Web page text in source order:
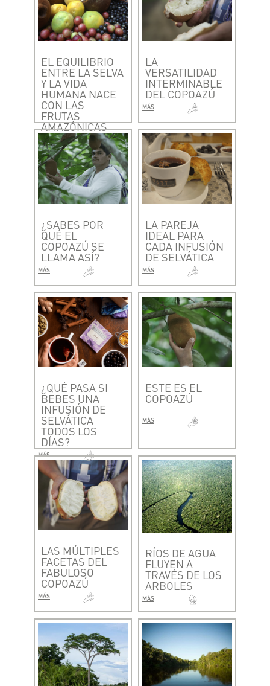
EL EQUILIBRIO
ENTRE LA SELVA
Y LA VIDA
HUMANA NACE
CON LAS
FRUTAS
AMAZÓNICAS
MÁS
LA
VERSATILIDAD
INTERMINABLE
DEL COPOAZÚ
MÁS
¿SABES POR
QUÉ EL
COPOAZÚ SE
LLAMA ASÍ?
MÁS
LA PAREJA
IDEAL PARA
CADA INFUSIÓN
DE SELVÁTICA
MÁS
¿QUÉ PASA SI
BEBES UNA
INFUSIÓN DE
SELVÁTICA
TODOS LOS
DÍAS?
MÁS
ESTE ES EL
COPOAZÚ
MÁS
LAS MÚLTIPLES
FACETAS DEL
FABULOSO
COPOAZÚ
MÁS
RÍOS DE AGUA
FLUYEN A
TRAVÉS DE LOS
ARBOLES
MÁS